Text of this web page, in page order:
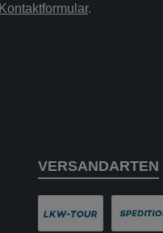
Kontaktformular.
VERSANDARTEN